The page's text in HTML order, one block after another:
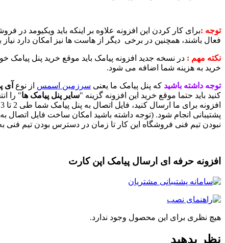
توجه :
فعال باشند، همچنین در برخی دیگر از هاست ها نیز امکان دارد نیاز
نکته مهم : در نسخه جدید افزونه پیامک باید موقع خرید پنل پیامک
خرید به هزینه شما اضافه می شود.
توجه داشته باشید که پنل پیامک ما یعنی سرزمین اسمس از نوع آی
کنید باید حتما موقع خرید این افزونه گزینه "سایر پنل پیامک ها" را
پشتیبانی انجام شود. (توجه داشته باشید امکان ساخت فایل
نبودن تیم فنی فروشگاه این کار تا زمان در دسترس بودن تیم فنی
افزونه حرفه ای ارسال پیامک اپن کارت
هیچ نظری برای این محصول وجود ندارد.
نظر بدهید